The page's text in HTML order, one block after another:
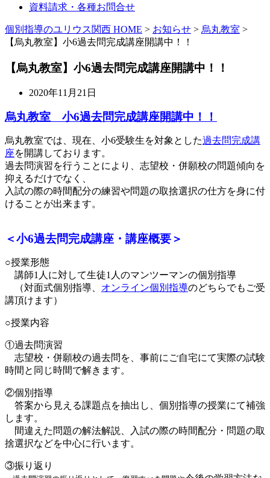
資料請求・各種お問合せ
個別指導のユリウス関西 HOME > お知らせ > 烏丸教室 >
【烏丸教室】小6過去問完成講座開講中！！
【烏丸教室】小6過去問完成講座開講中！！
2020年11月21日
烏丸教室 小6過去問完成講座開講中！！
烏丸教室では、現在、小6受験生を対象とした過去問完成講
座を開講しております。
過去問演習を行うことにより、志望校・併願校の問題傾向を
抑えるだけでなく、
入試の際の時間配分の練習や問題の取捨選択の仕方を身に付
けることが出来ます。
＜小6過去問完成講座・講座概要＞
○授業形態
講師1人に対して生徒1人のマンツーマンの個別指導
（対面式個別指導、 オンライン個別指導のどちらでもご受
講頂けます）
○授業内容
①過去問演習
志望校・併願校の過去問を、事前にご自宅にて実際の試験
時間と同じ時間で解きます。
②個別指導
答案から見える課題点を抽出し、個別指導の授業にて補強
します。
間違えた問題の解法解説、入試の際の時間配分・問題の取
捨選択などを中心に行います。
③振り返り